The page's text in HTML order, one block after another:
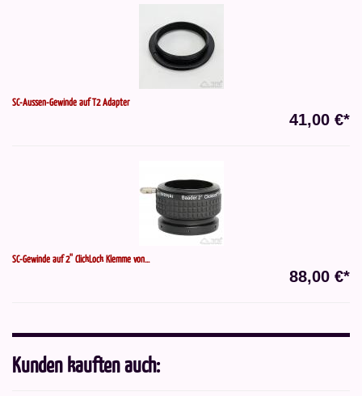
SC-Aussen-Gewinde auf T2 Adapter
41,00 €*
SC-Gewinde auf 2'' ClickLock Klemme von...
88,00 €*
Kunden kauften auch: